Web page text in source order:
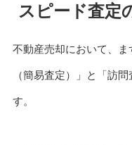
スピード査定
不動産売却において、
（簡易査定）」と「訪
す。